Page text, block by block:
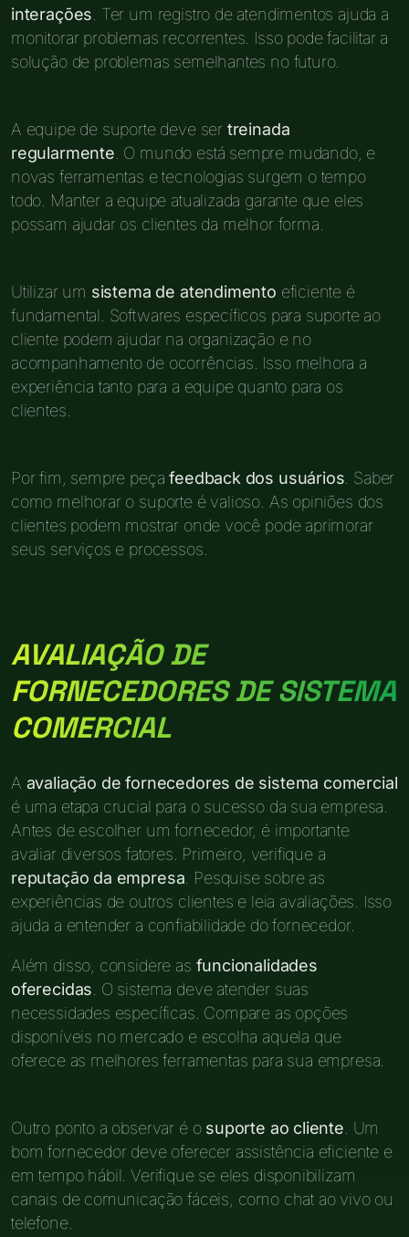
interações . Ter um registro de atendimentos ajuda a
monitorar problemas recorrentes. Isso pode facilitar a
solução de problemas semelhantes no futuro.
A equipe de suporte deve ser treinada
regularmente . O mundo está sempre mudando, e
novas ferramentas e tecnologias surgem o tempo
todo. Manter a equipe atualizada garante que eles
possam ajudar os clientes da melhor forma.
Utilizar um sistema de atendimento eficiente é
fundamental. Softwares específicos para suporte ao
cliente podem ajudar na organização e no
acompanhamento de ocorrências. Isso melhora a
experiência tanto para a equipe quanto para os
clientes.
Por fim, sempre peçafeedback dos usuários . Saber
como melhorar o suporte é valioso. As opiniões dos
clientes podem mostrar onde você pode aprimorar
seus serviços e processos.
AVALIAÇÃO DE
FORNECEDORES DE SISTEMA
COMERCIAL
A avaliação de fornecedores de sistema comercial
é uma etapa crucial para o sucesso da sua empresa.
Antes de escolher um fornecedor, é importante
avaliar diversos fatores. Primeiro, verifique a
reputação da empresa . Pesquise sobre as
experiências de outros clientes e leia avaliações. Isso
ajuda a entender a confiabilidade do fornecedor.
Além disso, considere as funcionalidades
oferecidas . O sistema deve atender suas
necessidades específicas. Compare as opções
disponíveis no mercado e escolha aquela que
oferece as melhores ferramentas para sua empresa.
Outro ponto a observar é o suporte ao cliente . Um
bom fornecedor deve oferecer assistência eficiente e
em tempo hábil. Verifique se eles disponibilizam
canais de comunicação fáceis, como chat ao vivo ou
telefone.